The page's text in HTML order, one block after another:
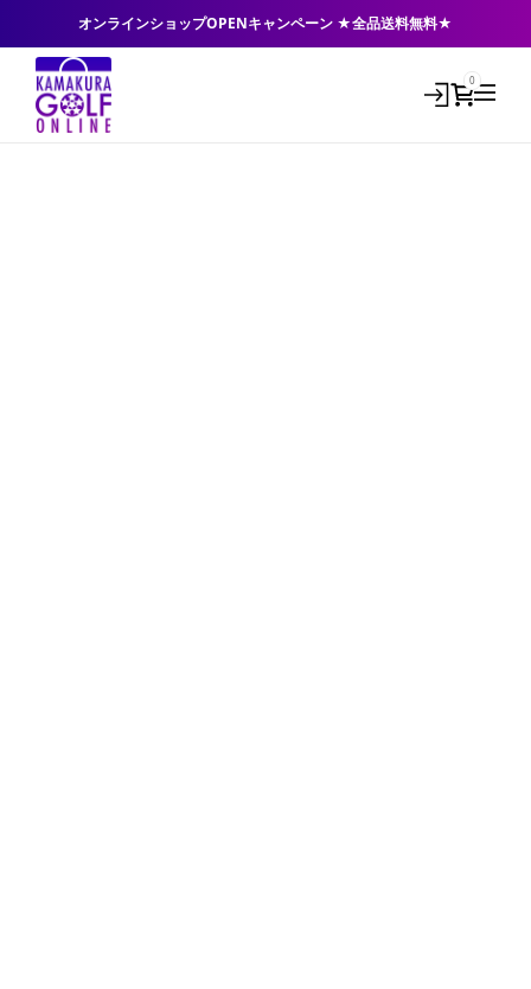
オンラインショップOPENキャンペーン ★全品送料無料★
0